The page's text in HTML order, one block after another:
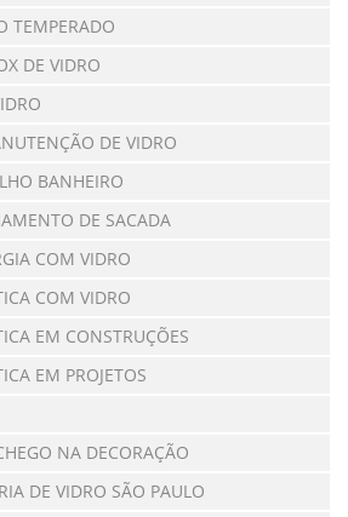
TEMPERADO
DE VIDRO
DE VIDRO
BANHEIRO
DE SACADA
COM VIDRO
COM VIDRO
EM CONSTRUÇÕES
EM PROJETOS
NA DECORAÇÃO
DE VIDRO SÃO PAULO